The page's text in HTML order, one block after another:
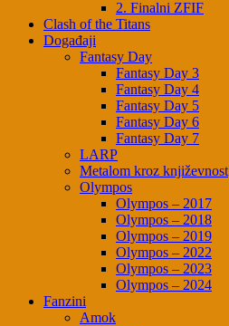
2. Finalni ZFIF
Clash of the Titans
Događaji
Fantasy Day
Fantasy Day 3
Fantasy Day 4
Fantasy Day 5
Fantasy Day 6
Fantasy Day 7
LARP
Metalom kroz književnost
Olympos
Olympos – 2017
Olympos – 2018
Olympos – 2019
Olympos – 2022
Olympos – 2023
Olympos – 2024
Fanzini
Amok